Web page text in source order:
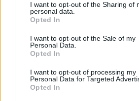
I want to opt-out of the Sharing of
personal data.
Opted In
I want to opt-out of the Sale of my
Personal Data.
Opted In
I want to opt-out of processing my
Personal Data for Targeted
Opted In